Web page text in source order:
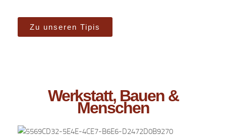
Zu unseren Tipis
Werkstatt, Bauen &
Menschen